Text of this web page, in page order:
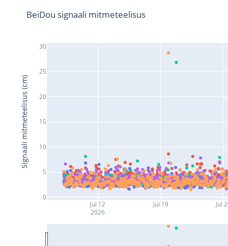
Jul 12
2026
Jul 19 Jul
0
5
10
15
20
25
30
BeiDou signaali mitmeteelisus
Signaali mitmeteelisus (cm)